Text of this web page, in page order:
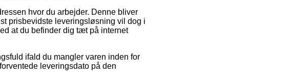
hvor du arbejder. Denne bliver
prisbevidste leveringsløsning vil dog i
at du befinder dig tæt på internet
ifald du mangler varen inden for
leveringsdato på den